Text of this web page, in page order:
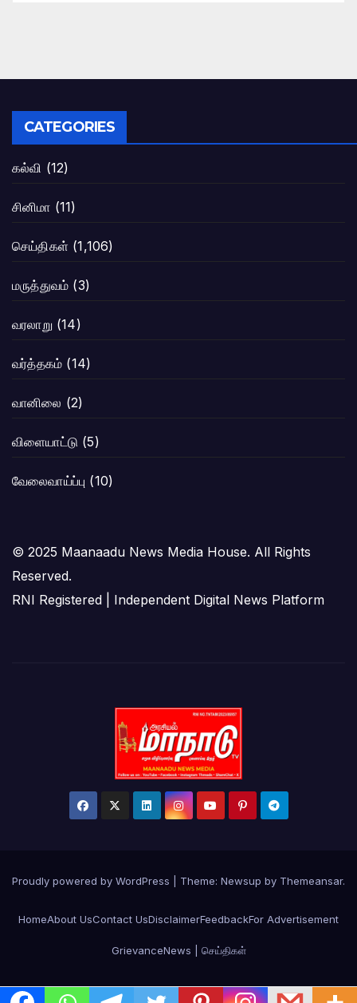
CATEGORIES
கல்வி (12)
சினிமா (11)
செய்திகள் (1,106)
மருத்துவம் (3)
வரலாறு (14)
வர்த்தகம் (14)
வானிலை (2)
விளையாட்டு (5)
வேலைவாய்ப்பு (10)
© 2025 Maanaadu News Media House. All Rights
Reserved.
RNI Registered | Independent Digital News Platform
Proudly powered by WordPress Theme: Newsup by Themeansar.
HomeAbout UsContact UsDisclaimerFeedbackFor Advertisement
GrievanceNews | செய்திகள்